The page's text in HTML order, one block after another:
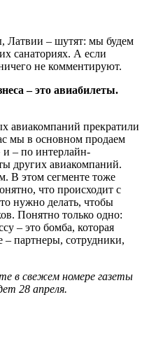
Латвии – шутят: мы будем
санаториях. А если
не комментируют.
– это авиабилеты.
авиакомпаний прекратили
мы в основном продаем
и – по интерлайн-
других авиакомпаний.
В этом сегменте тоже
что происходит с
нужно делать, чтобы
Понятно только одно:
– это бомба, которая
– партнеры, сотрудники,
в свежем номере газеты
28 апреля.